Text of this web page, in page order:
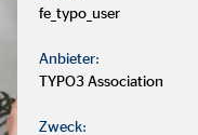
fe_typo_user
Anbieter:
TYPO3 Association
Zweck: